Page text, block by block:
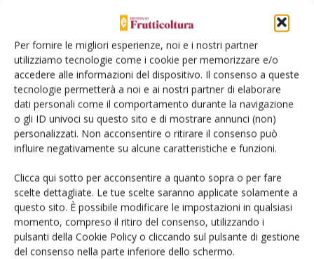
Per fornire le migliori esperienze, noi e i nostri partner
utilizziamo tecnologie come i cookie per memorizzare e/o
accedere alle informazioni del dispositivo. Il consenso a queste
tecnologie permetterà a noi e ai nostri partner di elaborare
dati personali come il comportamento durante la navigazione
o gli ID univoci su questo sito e di mostrare annunci (non)
personalizzati. Non acconsentire o ritirare il consenso può
influire negativamente su alcune caratteristiche e funzioni.
Clicca qui sotto per acconsentire a quanto sopra o per fare
scelte dettagliate. Le tue scelte saranno applicate solamente a
questo sito. È possibile modificare le impostazioni in qualsiasi
momento, compreso il ritiro del consenso, utilizzando i
pulsanti della Cookie Policy o cliccando sul pulsante di gestione
del consenso nella parte inferiore dello schermo.
differenti tipologie di imballaggi:
un bicchiere in Pet riciclato (R-Pet), chiuso con coperchio
ad incastro;
una vaschetta di carta ricoperta da uno strato barriera
idoneo al contatto alimentare, chiusa con film di
cellophane;
una vaschetta in acido polilattico (Pla) chiusa con
coperchio ad incastro.
Gli imballaggi sono stati testati su due varietà differenti di
uva bianca da tavola (Melanie e Sugar Crisp). L’uva utilizzata
durante la sperimentazione è stata sottoposta al normale